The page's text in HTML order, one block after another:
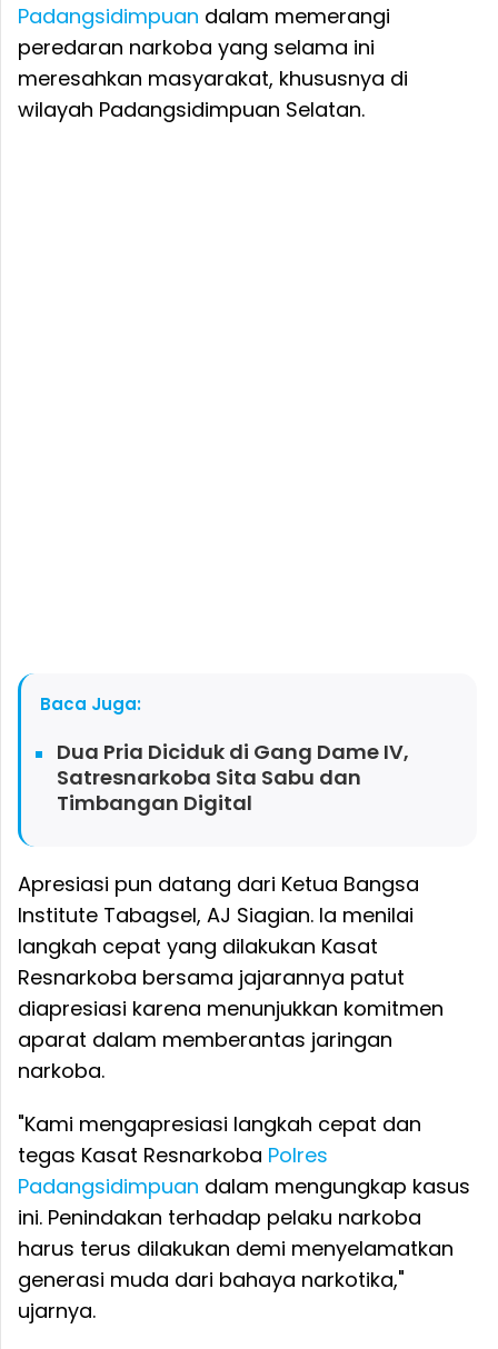
Padangsidimpuan dalam memerangi
peredaran narkoba yang selama ini
meresahkan masyarakat, khususnya di
wilayah Padangsidimpuan Selatan.
Baca Juga:
Dua Pria Diciduk di Gang Dame IV,
Satresnarkoba Sita Sabu dan
Timbangan Digital
Apresiasi pun datang dari Ketua Bangsa
Institute Tabagsel, AJ Siagian. Ia menilai
langkah cepat yang dilakukan Kasat
Resnarkoba bersama jajarannya patut
diapresiasi karena menunjukkan komitmen
aparat dalam memberantas jaringan
narkoba.
"Kami mengapresiasi langkah cepat dan
tegas Kasat Resnarkoba Polres
Padangsidimpuan dalam mengungkap kasus
ini. Penindakan terhadap pelaku narkoba
harus terus dilakukan demi menyelamatkan
generasi muda dari bahaya narkotika,"
ujarnya.